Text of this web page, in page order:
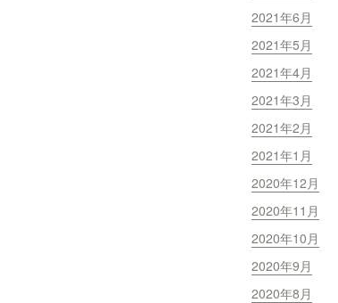
2021年6月
2021年5月
2021年4月
2021年3月
2021年2月
2021年1月
2020年12月
2020年11月
2020年10月
2020年9月
2020年8月